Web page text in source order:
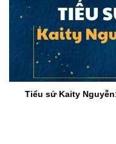
Tiểu sử Kaity